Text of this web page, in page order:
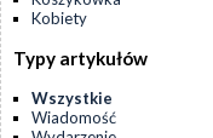
Kobiety
Typy artykułów
Wszystkie
Wiadomość